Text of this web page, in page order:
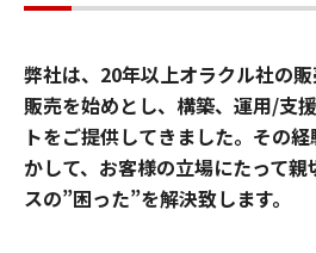
弊社は、20年以上オラクル社の
販売を始めとし、構築、運用/支
トをご提供してきました。その
かして、お客様の立場にたって
スの”困った”を解決致します。